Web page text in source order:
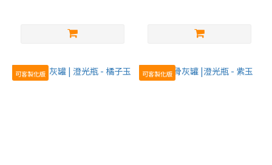
可客製化版 可客製化版